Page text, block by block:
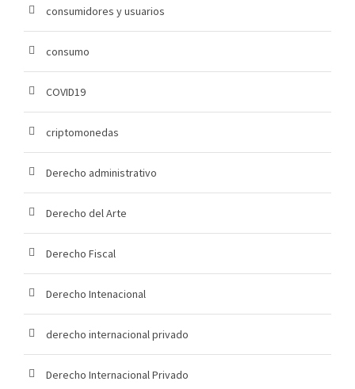
consumidores y usuarios
consumo
COVID19
criptomonedas
Derecho administrativo
Derecho del Arte
Derecho Fiscal
Derecho Intenacional
derecho internacional privado
Derecho Internacional Privado